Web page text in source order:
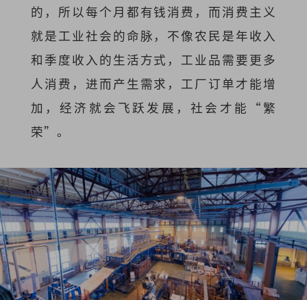
的，所以每个月都有钱消费，而消费主义
就是工业社会的命脉，不像农民是年收入
和季度收入的生活方式，工业品需要更多
人消费，进而产生需求，工厂订单才能增
加，经济就会飞跃发展，社会才能“繁
荣”。